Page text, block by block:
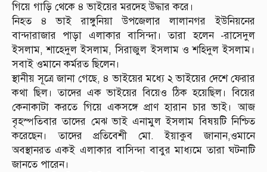
গিয়ে গাড়ি থেকে ৪ ভাইয়ের মরদেহ উদ্ধার করে।
নিহত ৪ ভাই রাঙ্গুনিয়া উপজেলার লালানগর ইউনিয়নের
বান্দারাজার পাড়া এলাকার বাসিন্দা। তারা হলেন -রাসেদুল
ইসলাম, শাহেদুল ইসলাম, সিরাজুল ইসলাম ও শহিদুল ইসলাম।
সবাই ওমানে কর্মরত ছিলেন।
স্থানীয় সূত্রে জানা গেছে, ৪ ভাইয়ের মধ্যে ২ ভাইয়ের দেশে ফেরার
কথা ছিল। তাদের এক ভাইয়ের বিয়েও ঠিক হয়েছিল। বিয়ের
কেনাকাটা করতে গিয়ে একসঙ্গে প্রাণ হারান চার ভাই। আজ
বৃহস্পতিবার তাদের মেঝ ভাই এনামুল ইসলাম বিষয়টি নিশ্চিত
করেছেন। তাদের প্রতিবেশী মো. ইয়াকুব জানান,ওমানে
অবস্থানরত একই এলাকার বাসিন্দা বাবুর মাধ্যমে তারা ঘটনাটি
জানতে পারেন।